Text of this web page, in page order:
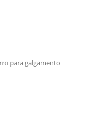
para galgamento